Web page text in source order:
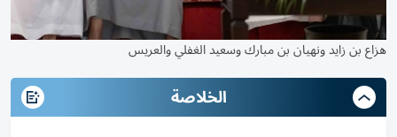
هزاع بن زايد ونهيان بن مبارك وسعيد الغفلي والعريس
الخلاصة